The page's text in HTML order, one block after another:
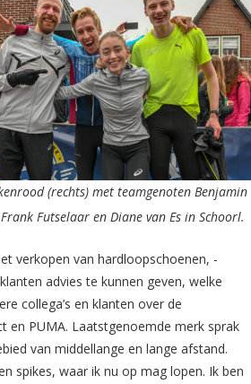
(rechts) met teamgenoten Benjamin
Futselaar en Diane van Es in Schoorl.
verkopen van hardloopschoenen, -
advies te kunnen geven, welke
collega’s en klanten over de
en PUMA. Laatstgenoemde merk sprak
van middellange en lange afstand.
spikes, waar ik nu op mag lopen. Ik ben